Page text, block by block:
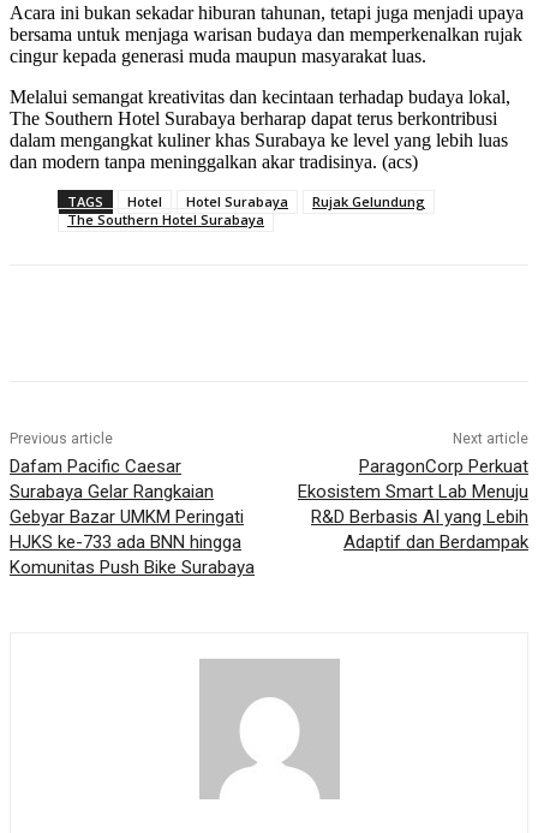
Acara ini bukan sekadar hiburan tahunan, tetapi juga menjadi upaya
bersama untuk menjaga warisan budaya dan memperkenalkan rujak
cingur kepada generasi muda maupun masyarakat luas.
Melalui semangat kreativitas dan kecintaan terhadap budaya lokal,
The Southern Hotel Surabaya berharap dapat terus berkontribusi
dalam mengangkat kuliner khas Surabaya ke level yang lebih luas
dan modern tanpa meninggalkan akar tradisinya. (acs)
TAGS Hotel Hotel Surabaya
Rujak Gelundung
The Southern Hotel Surabaya
Previous article
Dafam Pacific Caesar
Surabaya Gelar Rangkaian
Gebyar Bazar UMKM Peringati
HJKS ke-733 ada BNN hingga
Komunitas Push Bike Surabaya
Next article
ParagonCorp Perkuat
Ekosistem Smart Lab Menuju
R&D Berbasis AI yang Lebih
Adaptif dan Berdampak